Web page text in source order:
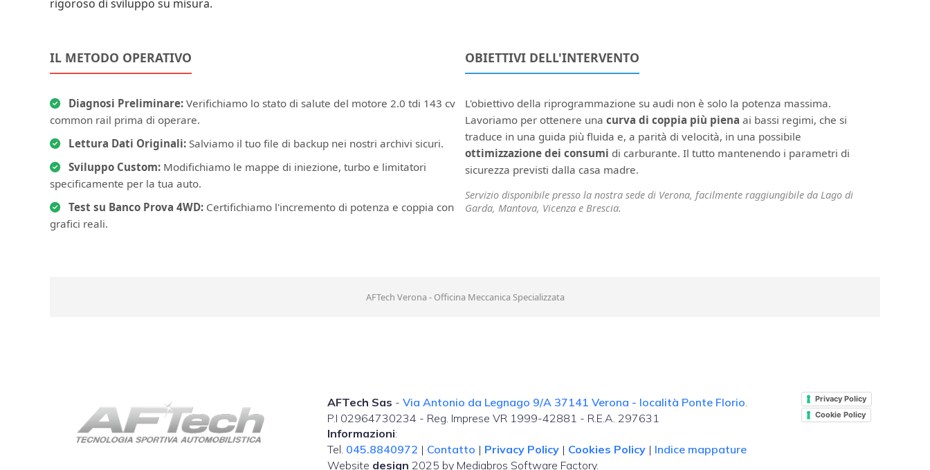
rigoroso di sviluppo su misura.
IL METODO OPERATIVO
Diagnosi Preliminare: Verifichiamo lo stato di salute del motore 2.0 tdi 143 cv
common rail prima di operare.
Lettura Dati Originali: Salviamo il tuo file di backup nei nostri archivi sicuri.
Sviluppo Custom: Modifichiamo le mappe di iniezione, turbo e limitatori
specificamente per la tua auto.
Test su Banco Prova 4WD: Certifichiamo l'incremento di potenza e coppia con
grafici reali.
OBIETTIVI DELL'INTERVENTO
L'obiettivo della riprogrammazione su audi non è solo la potenza massima.
Lavoriamo per ottenere una curva di coppia più piena ai bassi regimi, che si
traduce in una guida più fluida e, a parità di velocità, in una possibile
ottimizzazione dei consumi di carburante. Il tutto mantenendo i parametri di
sicurezza previsti dalla casa madre.
Servizio disponibile presso la nostra sede di Verona, facilmente raggiungibile da Lago di
Garda, Mantova, Vicenza e Brescia.
AFTech Verona - Officina Meccanica Specializzata
AFTech Sas -Via Antonio da Legnago 9/A 37141 Verona - località Ponte Florio.
P.I 02964730234 - Reg. Imprese VR 1999-42881 - R.E.A. 297631
Informazioni:
Tel. 045.8840972 | Contatto | Privacy Policy | Cookies Policy | Indice mappature
Website design 2025 by Mediabros Software Factory.
Privacy Policy
Cookie Policy